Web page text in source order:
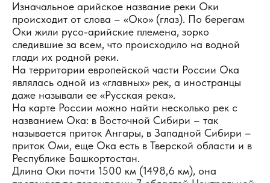
Изначальное арийское название реки Оки
происходит от слова – «Око» (глаз). По берегам
Оки жили русо-арийские племена, зорко
следившие за всем, что происходило на водной
глади их родной реки.
На территории европейской части России Ока
являлась одной из «главных» рек, а иностранцы
даже называли ее «Русская река».
На карте России можно найти несколько рек с
названием Ока: в Восточной Сибири – так
называется приток Ангары, в Западной Сибири –
приток Оми, еще Ока есть в Тверской области и в
Республике Башкортостан.
Длина Оки почти 1500 км (1498,6 км), она